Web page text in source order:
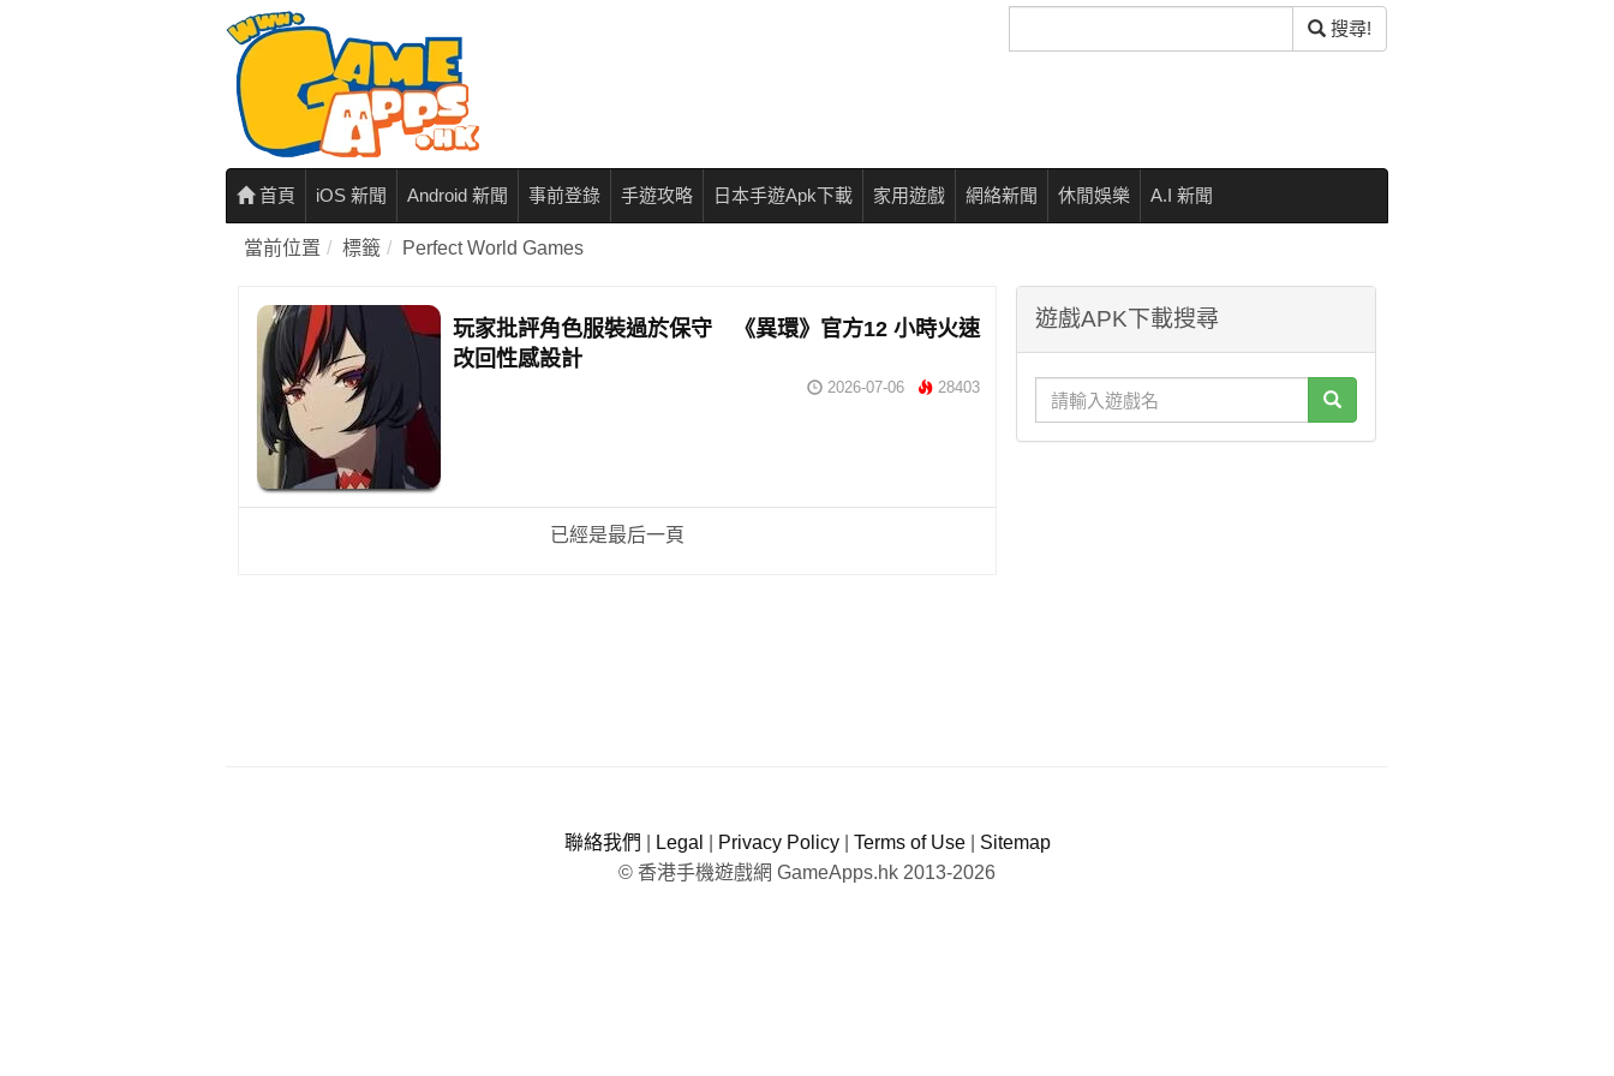
尋
搜尋!
首頁 iOS 新聞 Android 新聞 事前登錄 手遊攻略 日本手遊Apk下載 家用遊戲 網絡新聞 休閒娛樂 A.I 新聞
當前位置 標籤 Perfect World Games
玩家批評角色服裝過於保守 《異環》官方12 小時火速
改回性感設計
2026-07-06 28403
已經是最后一頁
遊戲APK下載搜尋
聯絡我們 Legal Privacy Policy| Terms of Use| Sitemap
© 香港手機遊戲網 GameApps.hk 2013-2026